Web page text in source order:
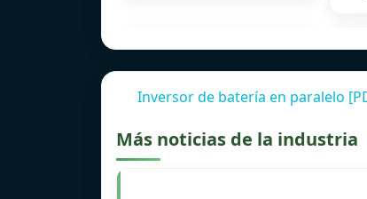
Inversor de batería en paralelo
Más noticias de la industria